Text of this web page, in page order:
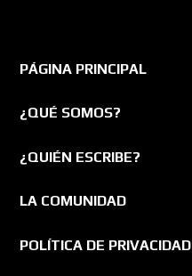
PÁGINA PRINCIPAL
¿QUÉ SOMOS?
¿QUIÉN ESCRIBE?
LA COMUNIDAD
POLÍTICA DE PRIVACIDAD